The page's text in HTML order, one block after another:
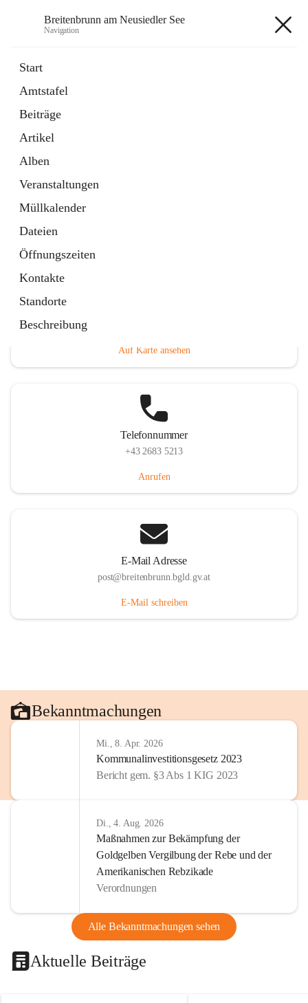
Breitenbrunn am Neusiedler See
Navigation
Start
Amtstafel
Beiträge
Artikel
Alben
Veranstaltungen
Müllkalender
Dateien
Öffnungszeiten
Kontakte
Standorte
Beschreibung
18 Schnellzugriffe
Gemeindeservice
Auf Karte ansehen
Telefonnummer
+43 2683 5213
Anrufen
E-Mail Adresse
post@breitenbrunn.bgld.gv.at
E-Mail schreiben
Bekanntmachungen
Mi., 8. Apr. 2026
Kommunalinvestitionsgesetz 2023
Bericht gem. §3 Abs 1 KIG 2023
Di., 4. Aug. 2026
Maßnahmen zur Bekämpfung der
Goldgelben Vergilbung der Rebe und der
Amerikanischen Rebzikade
Verordnungen
Alle Bekanntmachungen sehen
Aktuelle Beiträge